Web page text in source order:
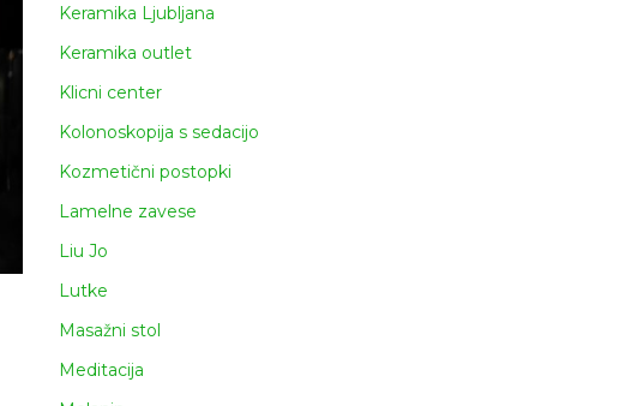
Keramika Ljubljana
Keramika outlet
Klicni center
Kolonoskopija s sedacijo
Kozmetični postopki
Lamelne zavese
Liu Jo
Lutke
Masažni stol
Meditacija